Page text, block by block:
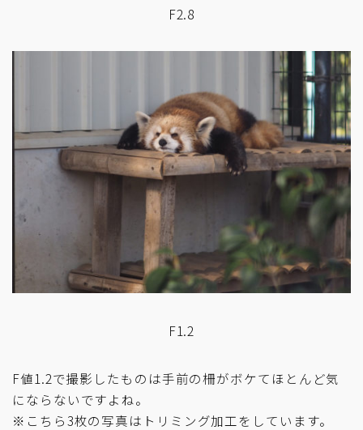
F2.8
F1.2
F値1.2で撮影したものは手前の柵がボケてほとんど気
にならないですよね。
※こちら3枚の写真はトリミング加工をしています。